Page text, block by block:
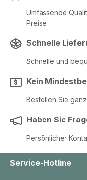
Umfassende
Preise
Schnelle
Schnelle und
Kein
Bestellen Sie
Haben Sie
Persönlicher
Service-Hotline